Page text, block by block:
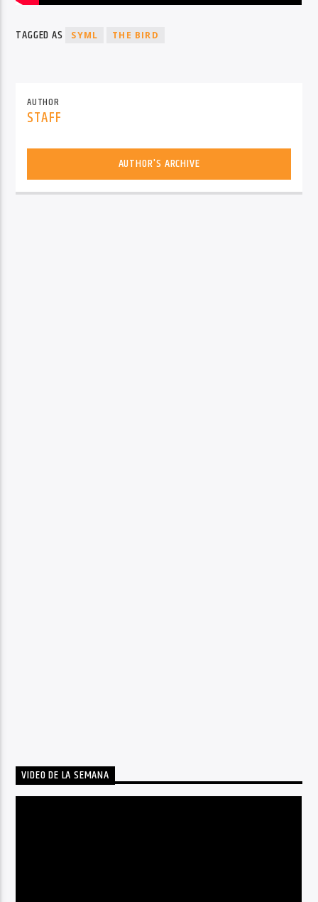
TAGGED AS SYML THE BIRD
AUTHOR
STAFF
AUTHOR'S ARCHIVE
VIDEO DE LA SEMANA